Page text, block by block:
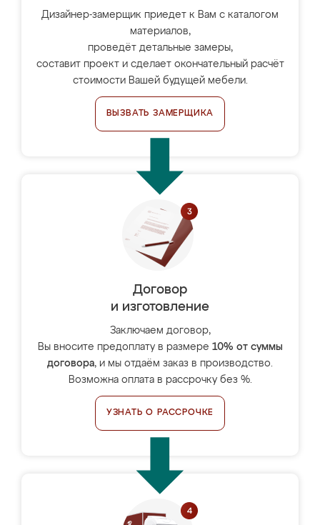
Дизайнер-замерщик приедет к Вам с каталогом
материалов,
проведёт детальные замеры,
составит проект и сделает окончательный расчёт
стоимости Вашей будущей мебели.
ВЫЗВАТЬ ЗАМЕРЩИКА
Договор
и изготовление
Заключаем договор,
Вы вносите предоплату в размере 10% от суммы
договора, и мы отдаём заказ в производство.
Возможна оплата в рассрочку без %.
УЗНАТЬ О РАССРОЧКЕ